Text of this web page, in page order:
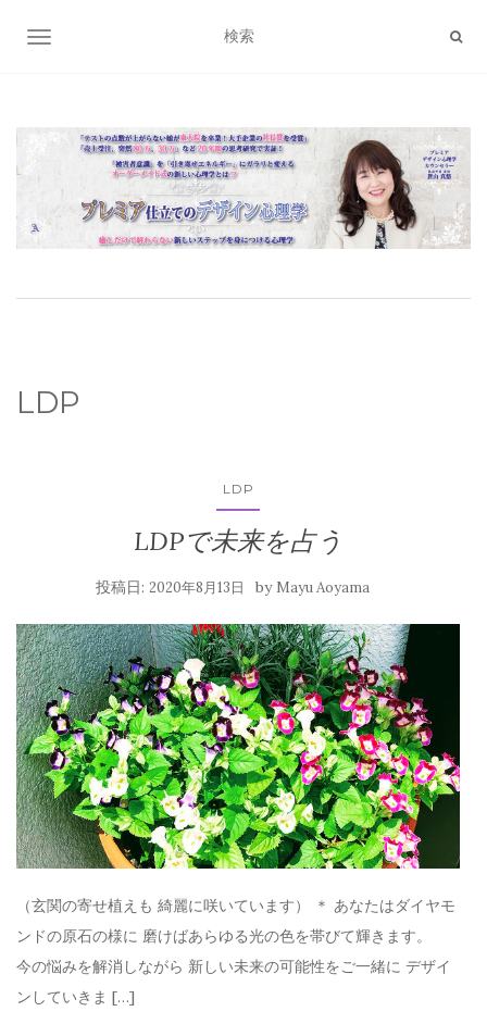
ナビゲーション切り替え
LDP
LDP
LDPで未来を占う
投稿日: 2020年8月13日 by Mayu Aoyama
（玄関の寄せ植えも 綺麗に咲いています） ＊ あなたはダイヤモ
ンドの原石の様に 磨けばあらゆる光の色を帯びて輝きます。
今の悩みを解消しながら 新しい未来の可能性をご一緒に デザイ
ンしていきま […]